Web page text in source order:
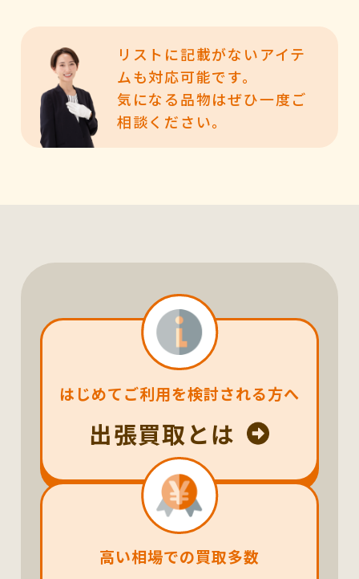
リストに記載がないアイテ
ムも対応可能です。
気になる品物はぜひ一度ご
相談ください。
はじめてご利用を検討される方へ
出張買取とは
高い相場での買取多数